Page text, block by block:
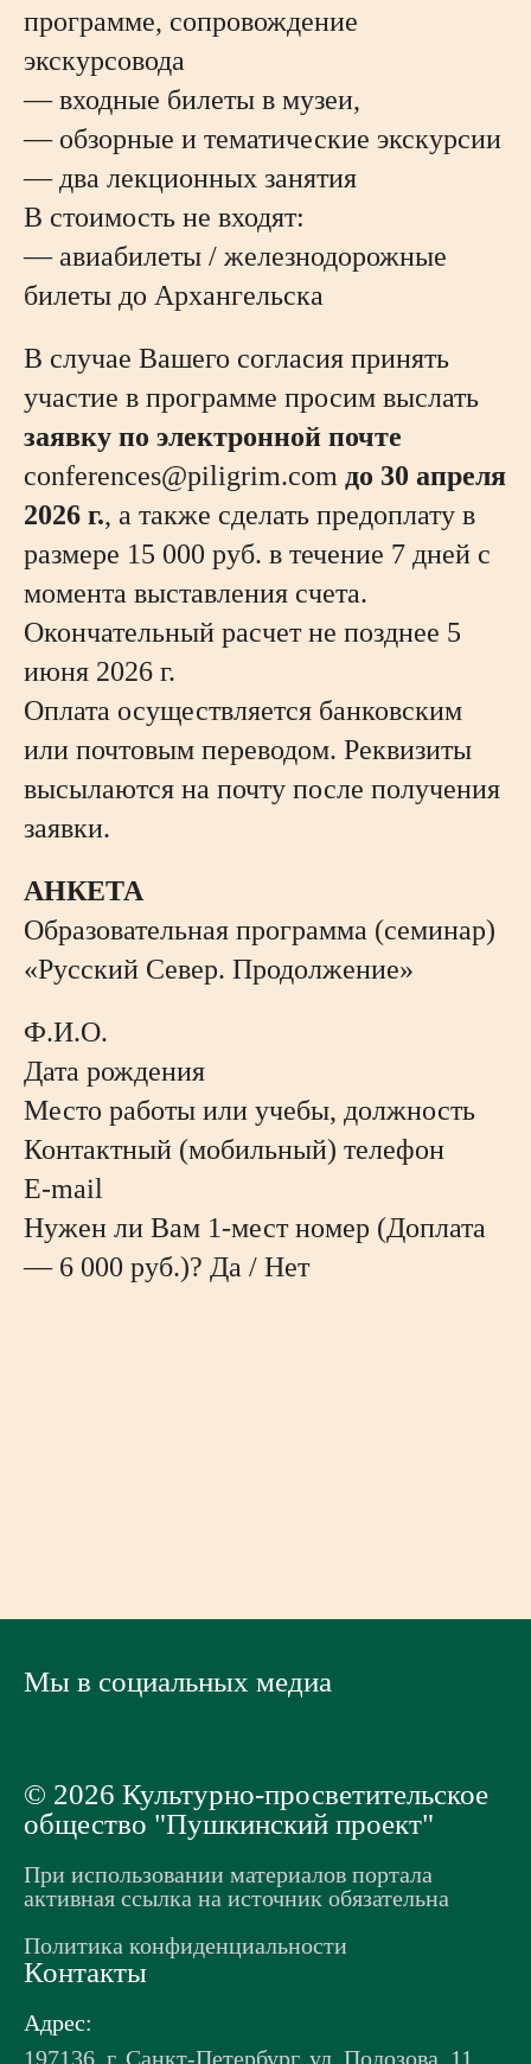
программе, сопровождение
экскурсовода
— входные билеты в музеи,
— обзорные и тематические экскурсии
— два лекционных занятия
В стоимость не входят:
— авиабилеты / железнодорожные
билеты до Архангельска
В случае Вашего согласия принять
участие в программе просим выслать
заявку по электронной почте
conferences@piligrim.com до 30 апреля
2026 г., а также сделать предоплату в
размере 15 000 руб. в течение 7 дней с
момента выставления счета.
Окончательный расчет не позднее 5
июня 2026 г.
Оплата осуществляется банковским
или почтовым переводом. Реквизиты
высылаются на почту после получения
заявки.
АНКЕТА
Образовательная программа (семинар)
«Русский Север. Продолжение»
Ф.И.О.
Дата рождения
Место работы или учебы, должность
Контактный (мобильный) телефон
E-mail
Нужен ли Вам 1-мест номер (Доплата
— 6 000 руб.)? Да / Нет
Мы в социальных медиа
© 2026 Культурно-просветительское
общество "Пушкинский проект"
При использовании материалов портала
активная ссылка на источник обязательна
Политика конфиденциальности
Контакты
Адрес:
197136, г. Санкт-Петербург, ул. Полозова, 11